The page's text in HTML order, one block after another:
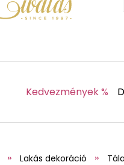
Kedvezmények %
Lakás dekoráció